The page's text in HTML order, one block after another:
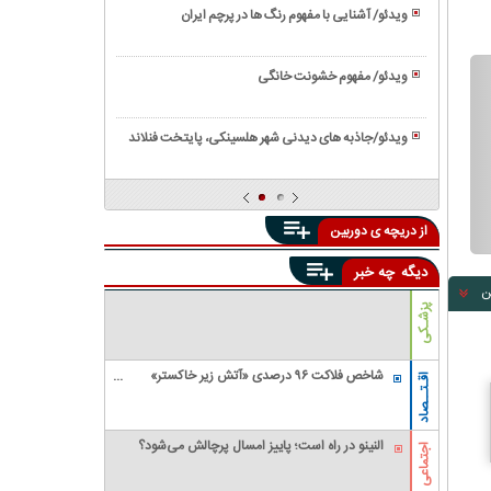
ویدئو/ آشنایی با مفهوم رنگ ها در پرچم ایران
ویدئو/ مفهوم خشونت خانگی
ویدئو/جاذبه های دیدنی شهر هلسینکی، پایتخت فنلاند
تهیه
از دریچه ی دوربین
دیگه چه خبر
پزشـکی
اقـتــصاد
شاخص فلاکت ۹۶ درصدی «آتش زیر خاکستر»
اجتماعی النینو در راه است؛ پاییز امسال پرچالش می‌شود؟